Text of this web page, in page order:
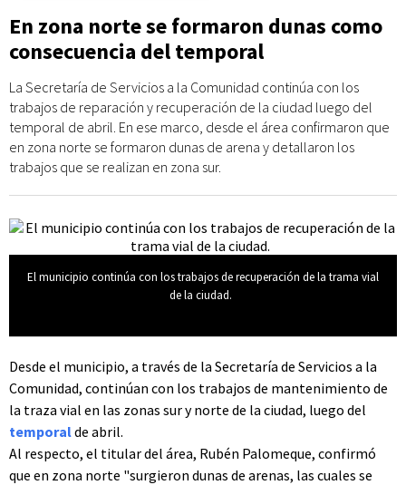
En zona norte se formaron dunas como
consecuencia del temporal
La Secretaría de Servicios a la Comunidad continúa con los
trabajos de reparación y recuperación de la ciudad luego del
temporal de abril. En ese marco, desde el área confirmaron que
en zona norte se formaron dunas de arena y detallaron los
trabajos que se realizan en zona sur.
El municipio continúa con los trabajos de recuperación de la trama vial
de la ciudad.
Desde el municipio, a través de la Secretaría de Servicios a la
Comunidad, continúan con los trabajos de mantenimiento de
la traza vial en las zonas sur y norte de la ciudad, luego del
temporalde abril.
Al respecto, el titular del área, Rubén Palomeque, confirmó
que en zona norte "surgieron dunas de arenas, las cuales se